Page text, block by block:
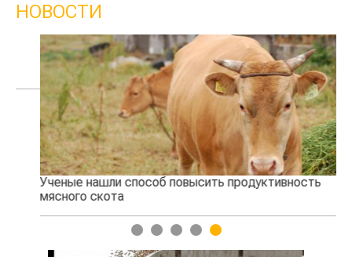
НОВОСТИ
Ученые нашли способ повысить продуктивность
мясного скота
1 2 3 4 5